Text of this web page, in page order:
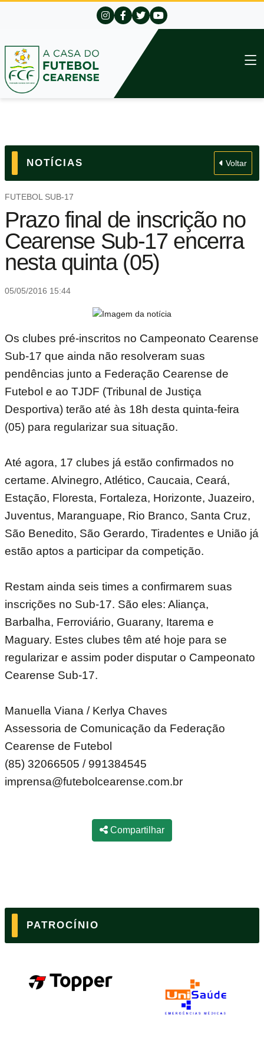
NOTÍCIAS Voltar
FUTEBOL SUB-17
Prazo final de inscrição no
Cearense Sub-17 encerra
nesta quinta (05)
05/05/2016 15:44
Os clubes pré-inscritos no Campeonato Cearense
Sub-17 que ainda não resolveram suas
pendências junto a Federação Cearense de
Futebol e ao TJDF (Tribunal de Justiça
Desportiva) terão até às 18h desta quinta-feira
(05) para regularizar sua situação.
Até agora, 17 clubes já estão confirmados no
certame. Alvinegro, Atlético, Caucaia, Ceará,
Estação, Floresta, Fortaleza, Horizonte, Juazeiro,
Juventus, Maranguape, Rio Branco, Santa Cruz,
São Benedito, São Gerardo, Tiradentes e União já
estão aptos a participar da competição.
Restam ainda seis times a confirmarem suas
inscrições no Sub-17. São eles: Aliança,
Barbalha, Ferroviário, Guarany, Itarema e
Maguary. Estes clubes têm até hoje para se
regularizar e assim poder disputar o Campeonato
Cearense Sub-17.
Manuella Viana / Kerlya Chaves
Assessoria de Comunicação da Federação
Cearense de Futebol
(85) 32066505 / 991384545
imprensa@futebolcearense.com.br
Compartilhar
PATROCÍNIO